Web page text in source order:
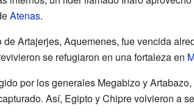
Atenas.
Artajerjes, Aquemenes, fue vencida
se refugiaron en una fortaleza en
por los generales Megabizo y
Así, Egipto y Chipre volvieron a